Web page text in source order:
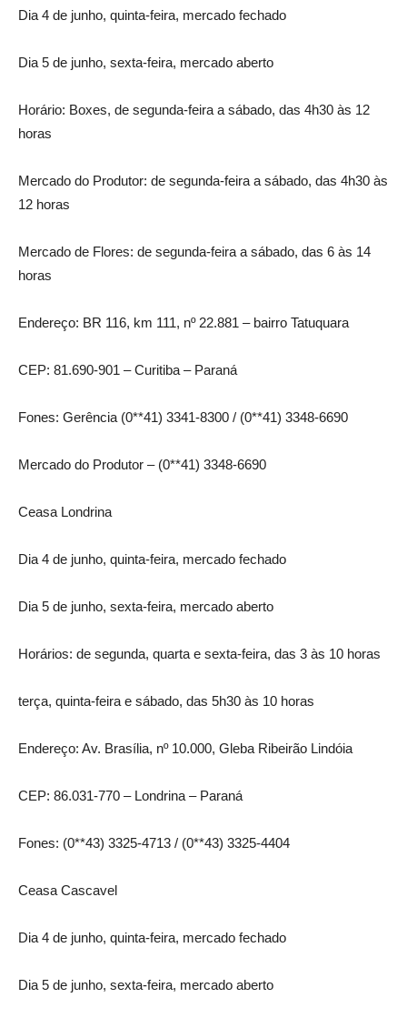
Dia 4 de junho, quinta-feira, mercado fechado
Dia 5 de junho, sexta-feira, mercado aberto
Horário: Boxes, de segunda-feira a sábado, das 4h30 às 12
horas
Mercado do Produtor: de segunda-feira a sábado, das 4h30 às
12 horas
Mercado de Flores: de segunda-feira a sábado, das 6 às 14
horas
Endereço: BR 116, km 111, nº 22.881 – bairro Tatuquara
CEP: 81.690-901 – Curitiba – Paraná
Fones: Gerência (0**41) 3341-8300 / (0**41) 3348-6690
Mercado do Produtor – (0**41) 3348-6690
Ceasa Londrina
Dia 4 de junho, quinta-feira, mercado fechado
Dia 5 de junho, sexta-feira, mercado aberto
Horários: de segunda, quarta e sexta-feira, das 3 às 10 horas
terça, quinta-feira e sábado, das 5h30 às 10 horas
Endereço: Av. Brasília, nº 10.000, Gleba Ribeirão Lindóia
CEP: 86.031-770 – Londrina – Paraná
Fones: (0**43) 3325-4713 / (0**43) 3325-4404
Ceasa Cascavel
Dia 4 de junho, quinta-feira, mercado fechado
Dia 5 de junho, sexta-feira, mercado aberto